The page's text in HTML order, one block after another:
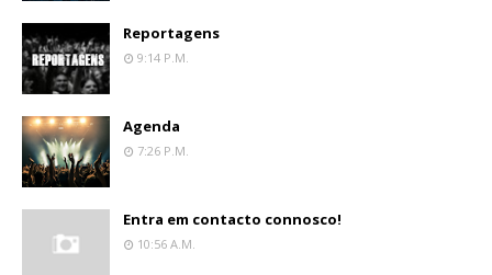
Reportagens
9:14 P.m.
Agenda
7:26 P.m.
Entra em contacto connosco!
10:56 A.m.